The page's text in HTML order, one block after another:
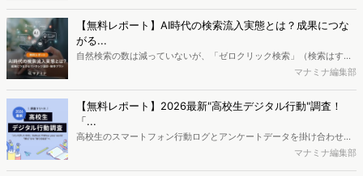
データを活用し、Web上の消費者行動を起点とした競合サイト分析や
消費者分析が可能です。今回はDockpitならではの利便性の高い機能
や活用方法を解説します。
【無料レポート】AI時代の検索流入実態とは？成果につな
がる...
自然検索の数は減っていないが、「ゼロクリック検索」（検索はする
がページには流入しない）の割合が増加しているのが、AI時代の検索
か、また、要因を理解した上で、成果に確実につながるコンテンツを
制作するにはどうするべきなのでしょうか。本レポートはこのような
疑問をお抱えのSEO・Webマーケティングご担当者様におすすめの内
容となっています。※本レポートは記事のフォームから無料でダウン
マナミナ編集部
【無料レポート】2026最新"高校生デジタル行動"調査！
「...
高校生のスマートフォン行動ログとアンケートデータを掛け合わせ、
最新の若年層（高校生）におけるデジタル行動実態やSNSの利用傾向
マナミナ編集部